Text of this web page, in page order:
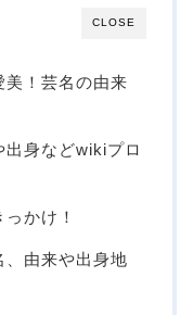
CLOSE
美！芸名の由来
出身などwikiプロ
かけ！
、由来や出身地